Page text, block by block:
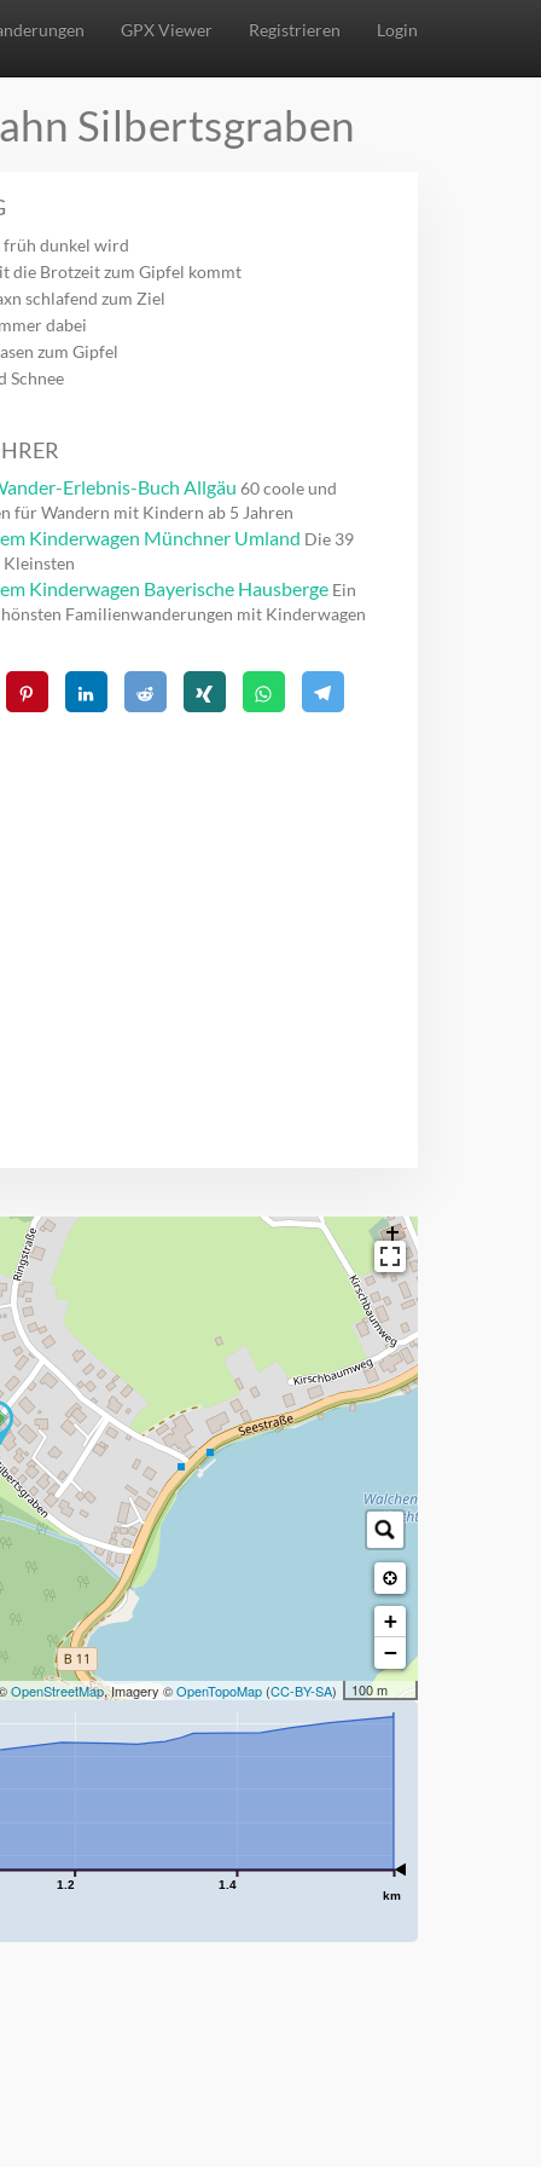
GPX Viewer Registrieren Login
Silbertsgraben
früh dunkel wird
die Brotzeit zum Gipfel kommt
schlafend zum Ziel
dabei
zum Gipfel
Schnee
Erlebnis-Buch Allgäu 60 coole und
für Wandern mit Kindern ab 5 Jahren
Kinderwagen Münchner Umland Die 39
Kinderwagen Bayerische Hausberge Ein
Familienwanderungen mit Kinderwagen
+
−
100 m
OpenStreetMap, Imagery ©OpenTopoMap (CC-BY-SA)
1.2 1.4
km